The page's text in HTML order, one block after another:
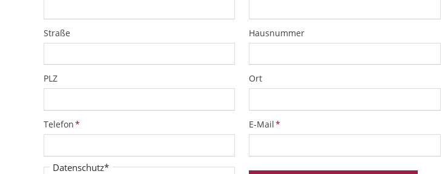
Straße Hausnummer
PLZ Ort
Pflichtfeld
Telefon* Pflichtfeld
E-Mail*
Pflichtfeld
Datenschutz*